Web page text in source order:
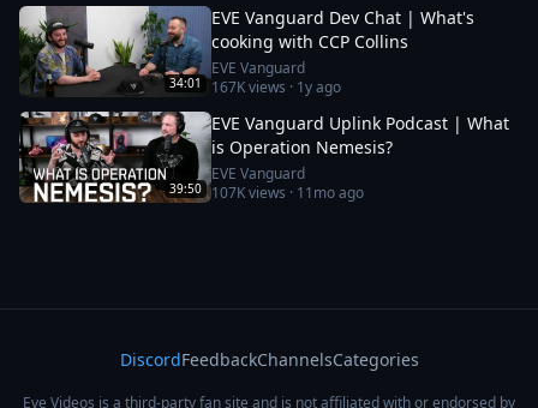
34:01
EVE Vanguard Dev Chat | What's
cooking with CCP Collins
EVE Vanguard
167Kviews · 1y ago
39:50
EVE Vanguard Uplink Podcast | What
is Operation Nemesis?
EVE Vanguard
107Kviews · 11mo ago
DiscordFeedbackChannelsCategories
Eve Videos is a third-party fan site and is not affiliated with or endorsed by